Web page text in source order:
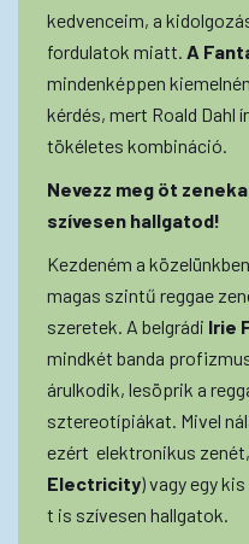
kedvenceim, a
fordulatok miatt. A
mindenképpen
kérdés, mert Roald Dahl
tökéletes kombináció.
Nevezz meg öt
szívesen hallgatod!
Kezdeném a
magas szintű reggae
szeretek. A belgrádi Irie
mindkét banda
árulkodik, lesöprik a
sztereotípiákat. Mivel
ezért elektronikus zenét,
Electricity) vagy egy kis
t is szívesen hallgatok.